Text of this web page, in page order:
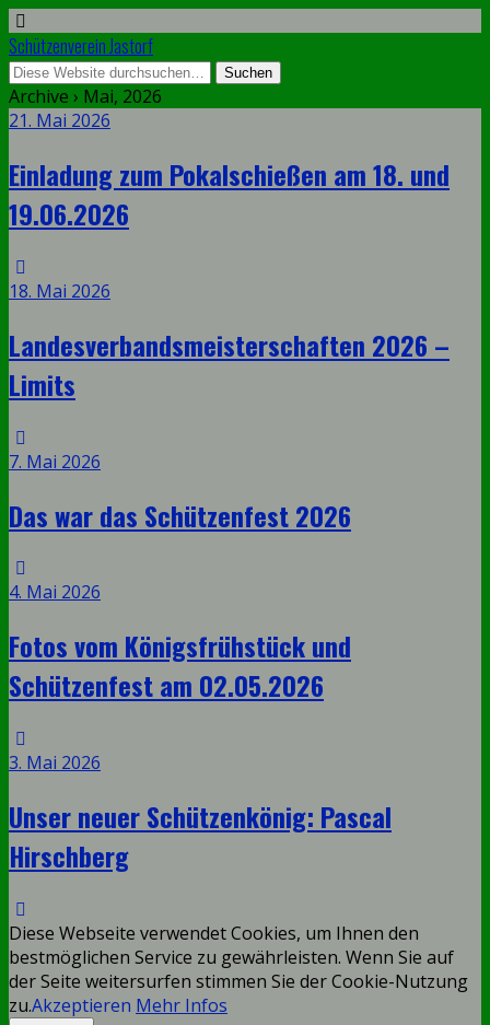
Schützenverein Jastorf
Archive › Mai, 2026
21. Mai 2026
Einladung zum Pokalschießen am 18. und
19.06.2026
18. Mai 2026
Landesverbandsmeisterschaften 2026 –
Limits
7. Mai 2026
Das war das Schützenfest 2026
4. Mai 2026
Fotos vom Königsfrühstück und
Schützenfest am 02.05.2026
3. Mai 2026
Unser neuer Schützenkönig: Pascal
Hirschberg
Diese Webseite verwendet Cookies, um Ihnen den
bestmöglichen Service zu gewährleisten. Wenn Sie auf
der Seite weitersurfen stimmen Sie der Cookie-Nutzung
zu.Akzeptieren Mehr Infos